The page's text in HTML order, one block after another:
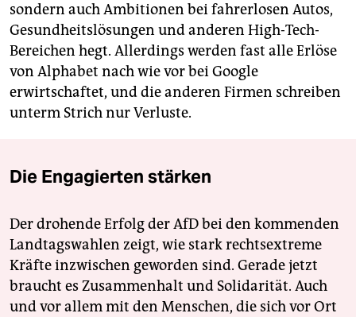
sondern auch Ambitionen bei fahrerlosen Autos,
Gesundheitslösungen und anderen High-Tech-
Bereichen hegt. Allerdings werden fast alle Erlöse
von Alphabet nach wie vor bei Google
erwirtschaftet, und die anderen Firmen schreiben
unterm Strich nur Verluste.
Die Engagierten stärken
Der drohende Erfolg der AfD bei den kommenden
Landtagswahlen zeigt, wie stark rechtsextreme
Kräfte inzwischen geworden sind. Gerade jetzt
braucht es Zusammenhalt und Solidarität. Auch
und vor allem mit den Menschen, die sich vor Ort